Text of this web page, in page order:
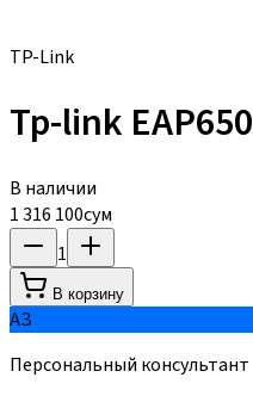
TP-Link
Tp-link EAP650
В наличии
1 316 100сум
1
В корзину
АЗ
Персональный консультант